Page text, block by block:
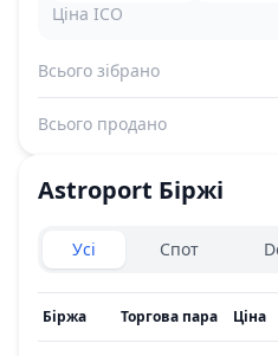
Ціна ICO
Всього зібрано
Всього продано
Astroport Біржі
Exchanges type
Усі Спот
Біржа Торгова пара Ціна